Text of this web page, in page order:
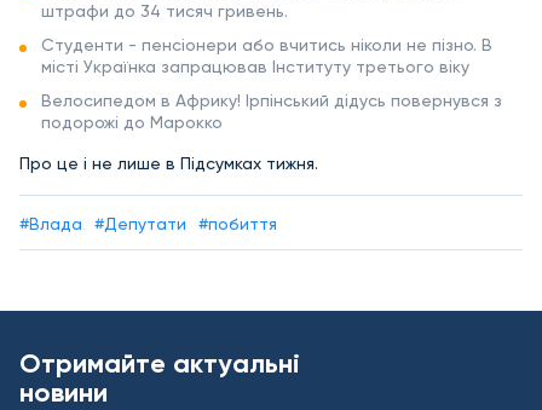
штрафи до 34 тисяч гривень.
Студенти - пенсіонери або вчитись ніколи не пізно. В
місті Українка запрацював Інституту третього віку
Велосипедом в Африку! Ірпінський дідусь повернувся з
подорожі до Марокко
Про це і не лише в Підсумках тижня.
#Влада #Депутати #побиття
Отримайте актуальні
новини